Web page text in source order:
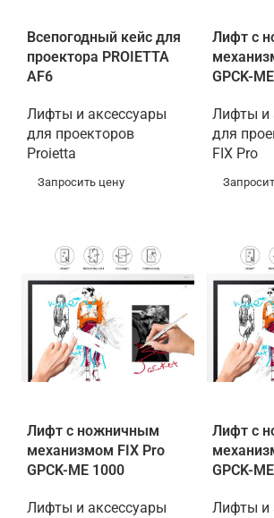
Всепогодный кейс для
проектора PROIETTA
AF6
Лифты и аксессуары
для проекторов
Proietta
Запросить цену
Лифт с
GPCK-
Лифты и
для
FIX Pro
Лифт с ножничным
механизмом FIX Pro
GPCK-ME 1000
Лифты и аксессуары
Лифт с
GPCK-
Лифты и